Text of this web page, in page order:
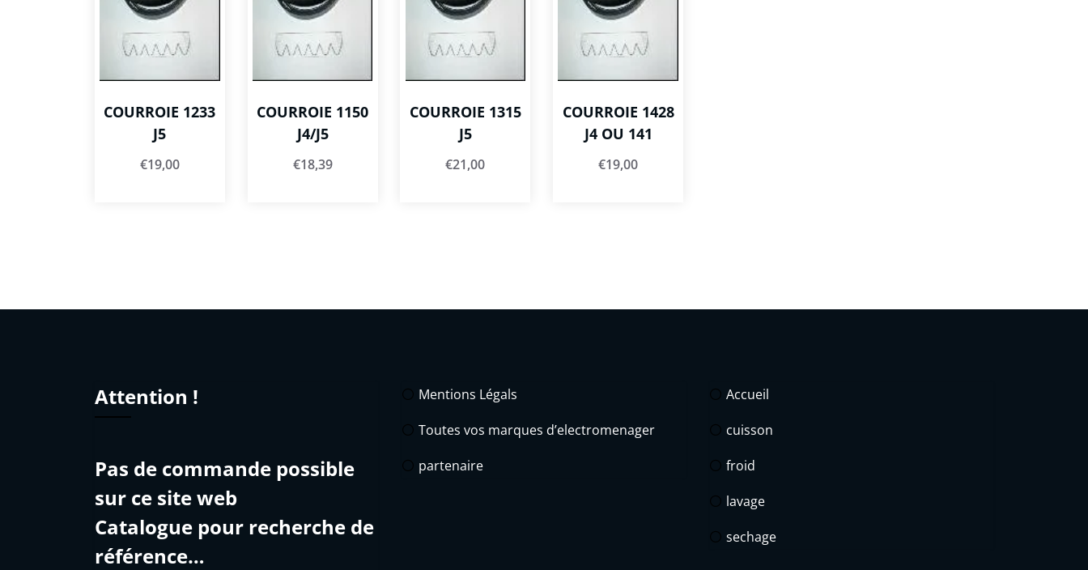
COURROIE 1233
J5
€19,00
COURROIE 1150
J4/J5
€18,39
COURROIE 1315
J5
€21,00
COURROIE 1428
J4 OU 141
€19,00
Attention !
Pas de commande possible
sur ce site web
Catalogue pour recherche de
référence…
Mentions Légals
Toutes vos marques d’electromenager
partenaire
Accueil
cuisson
froid
lavage
sechage